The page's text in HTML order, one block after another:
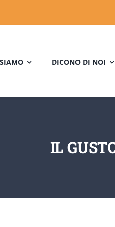
DICONO DI NOI
IL